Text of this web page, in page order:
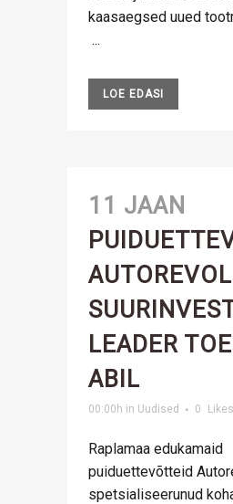
kaasaegsed uued
...
LOE EDASI
11 JAAN
AUTOREVOL
LEADER
ABIL
00:00h in Uudised 0 Likes
Raplamaa edukamaid
puiduettevõtteid
spetsialiseerunud